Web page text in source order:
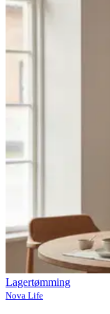
Lagertømming
Nova Life